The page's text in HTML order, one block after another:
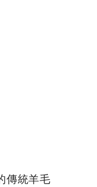
傳統羊毛